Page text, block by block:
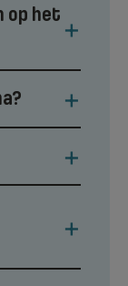
op het +
+
+
+